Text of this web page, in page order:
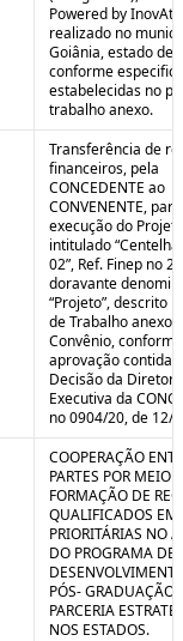
Powered by
realizado no
Goiânia, estado de
conforme
estabelecidas no
trabalho anexo.
Transferência de
financeiros, pela
CONCEDENTE ao
CONVENENTE,
execução do Projeto
intitulado
02”, Ref. Finep no
doravante
“Projeto”, descrito
de Trabalho anexo
Convênio, conforme
aprovação contida
Decisão da
Executiva da
no 0904/20, de 12/
COOPERAÇÃO
PARTES POR MEIO
FORMAÇÃO DE
QUALIFICADOS EM
PRIORITÁRIAS NO
DO PROGRAMA DE
PÓS- GRADUAÇÃO
PARCERIA
NOS ESTADOS.